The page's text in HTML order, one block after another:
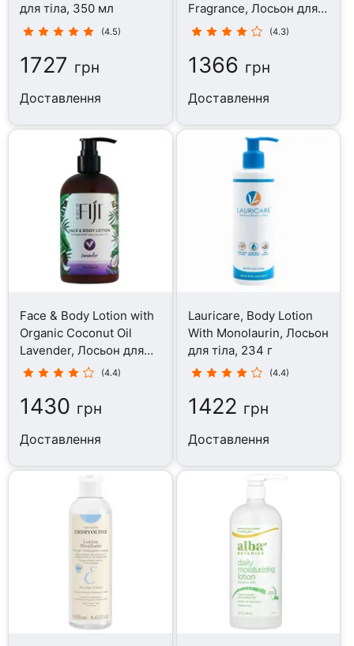
для тіла, 350 мл
(4.5)
1727 грн
Доставлення
Fragrance, Лосьон для
тіла, 295.7 мл
(4.3)
1366 грн
Доставлення
Face & Body Lotion with
Organic Coconut Oil
Lavender, Лосьон для
тіла, 354 мл
(4.4)
1430 грн
Доставлення
Lauricare, Body Lotion
With Monolaurin, Лосьон
для тіла, 234 г
(4.4)
1422 грн
Доставлення